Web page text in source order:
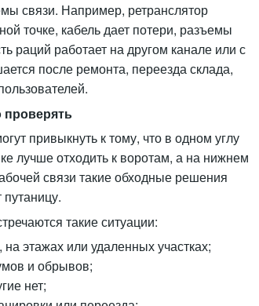
связи. Например, ретранслятор
точке, кабель дает потери, разъемы
раций работает на другом канале или с
после ремонта, переезда склада,
проверять
привыкнуть к тому, что в одном углу
лучше отходить к воротам, а на нижнем
связи такие обходные решения
такие ситуации:
этажах или удаленных участках;
и обрывов;
нет;